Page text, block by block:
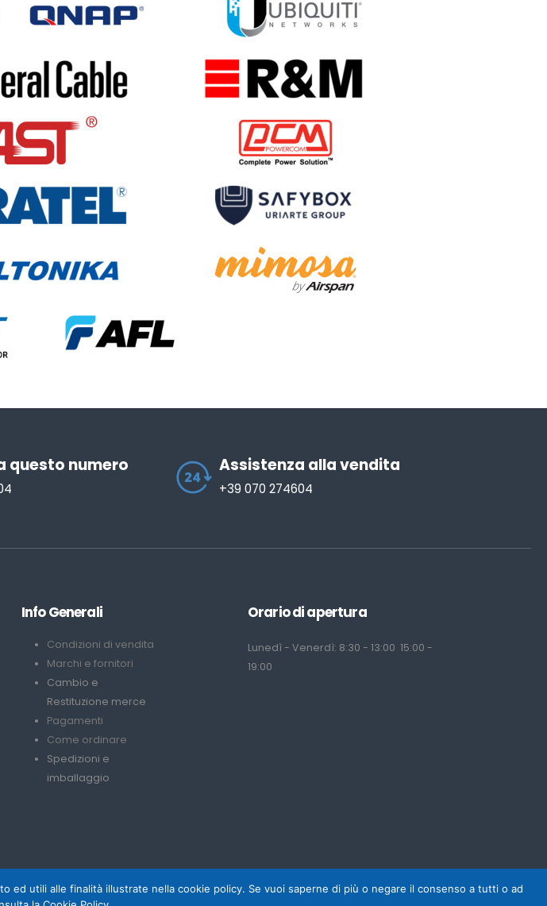
questo numero Assistenza alla vendita
+39 070 274604
Info Generali
Condizioni di vendita
Marchi e fornitori
Cambio e
Restituzione merce
Pagamenti
Come ordinare
Spedizioni e
imballaggio
Orario di apertura
Lunedì - Venerdì: 8:30 - 13:00 15:00 -
19:00
utili alle finalità illustrate nella cookie policy. Se vuoi saperne di più o negare il consenso a tutti o ad